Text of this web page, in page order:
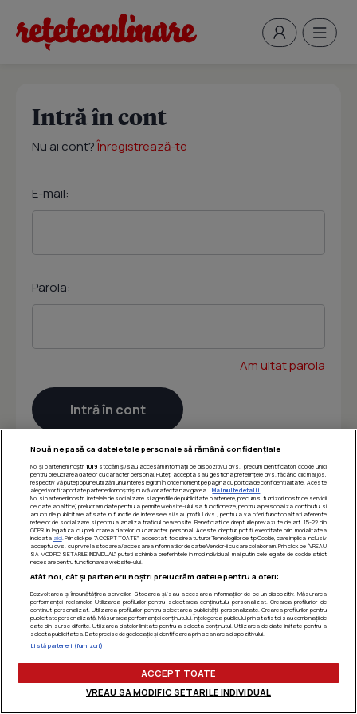
Intră în cont
Nu ai cont?Înregistrează-te
E-mail:
Parola:
Am uitat parola
Nouă ne pasă ca datele tale personale să rămână confidențiale
Noi și partenerii noștri 1019stocăm și/sau accesăm informații pe dispozitivul dvs., precum identificatorii cookie unici
pentru prelucrarea datelor cu caracter personal. Puteți accepta sau gestiona preferințele dvs. făcând clic mai jos,
respectiv vă puteți opune utilizării unui interes legitim în orice moment pe pagina cu politica de confidențialitate. Aceste
alegeri vor fi raportate partenerilor noștri și nu vă vor afecta navigarea.
Mai multe detalii
Noi si partenerii nostri (retelele de socializare si agentiile de publicitate partenere, precum si furnizorii nostri de servicii
de date analitice) prelucram date pentru a permite website-ului sa functioneze, pentru a personaliza continutul si
anunturile publicitare afisate in functie de interesele si/sau profilul dvs., pentru a va oferi functionalitati aferente
retelelor de socializare si pentru a analiza traficul pe website. Beneficiati de drepturile prevazute de art. 15-22 din
GDPR in legatura cu prelucrarea datelor cu caracter personal. Aceste drepturi pot fi exercitate prin modalitatea
indicata aici. Prin click pe “ACCEPT TOATE”, acceptati folosirea tuturor Tehnologiilor de tip Cookie, care implica inclusiv
acceptul dvs. cu privire la stocarea/accesarea informatiilor de catre Vendor-ii cu care colaboram. Prin click pe “VREAU
SA MODIFIC SETARILE INDIVIDUAL” puteti schimba preferintele in mod individual, mai putin cele legate de cookie strict
necesare pentru functionarea website-ului.
Atât noi, cât și partenerii noștri prelucrăm datele pentru a oferi:
Dezvoltarea și îmbunătățirea serviciilor. Stocarea și/sau accesarea informațiilor de pe un dispozitiv. Măsurarea
performanței reclamelor. Utilizarea profilurilor pentru selectarea conținutului personalizat. Crearea profilurilor de
conținut personalizat. Utilizarea profilurilor pentru selectarea publicității personalizate. Crearea profilurilor pentru
publicitate personalizată. Măsurarea performanței conținutului. Înțelegerea publicului prin statistici sau combinații de
date din surse diferite. Utilizarea datelor limitate pentru a selecta conținutul. Utilizarea de date limitate pentru a
selecta publicitatea. Date precise de geolocație și identificarea prin scanarea dispozitivului.
Listă parteneri (furnizori)
ACCEPT TOATE
VREAU SA MODIFIC SETARILE INDIVIDUAL